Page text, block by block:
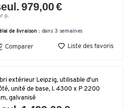
979,00 €
p.
de livraison : dans 3 semaines
Comparer Liste des favoris
extérieur Leipzig, utilisable d'un
unité de base, l. 4300 x P 2200
galvanisé